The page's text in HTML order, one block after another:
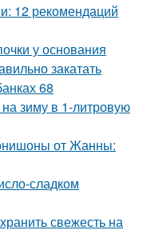
12 рекомендаций
у основания
закатать
68
зиму в 1-литровую
от Жанны:
сладком
свежесть на